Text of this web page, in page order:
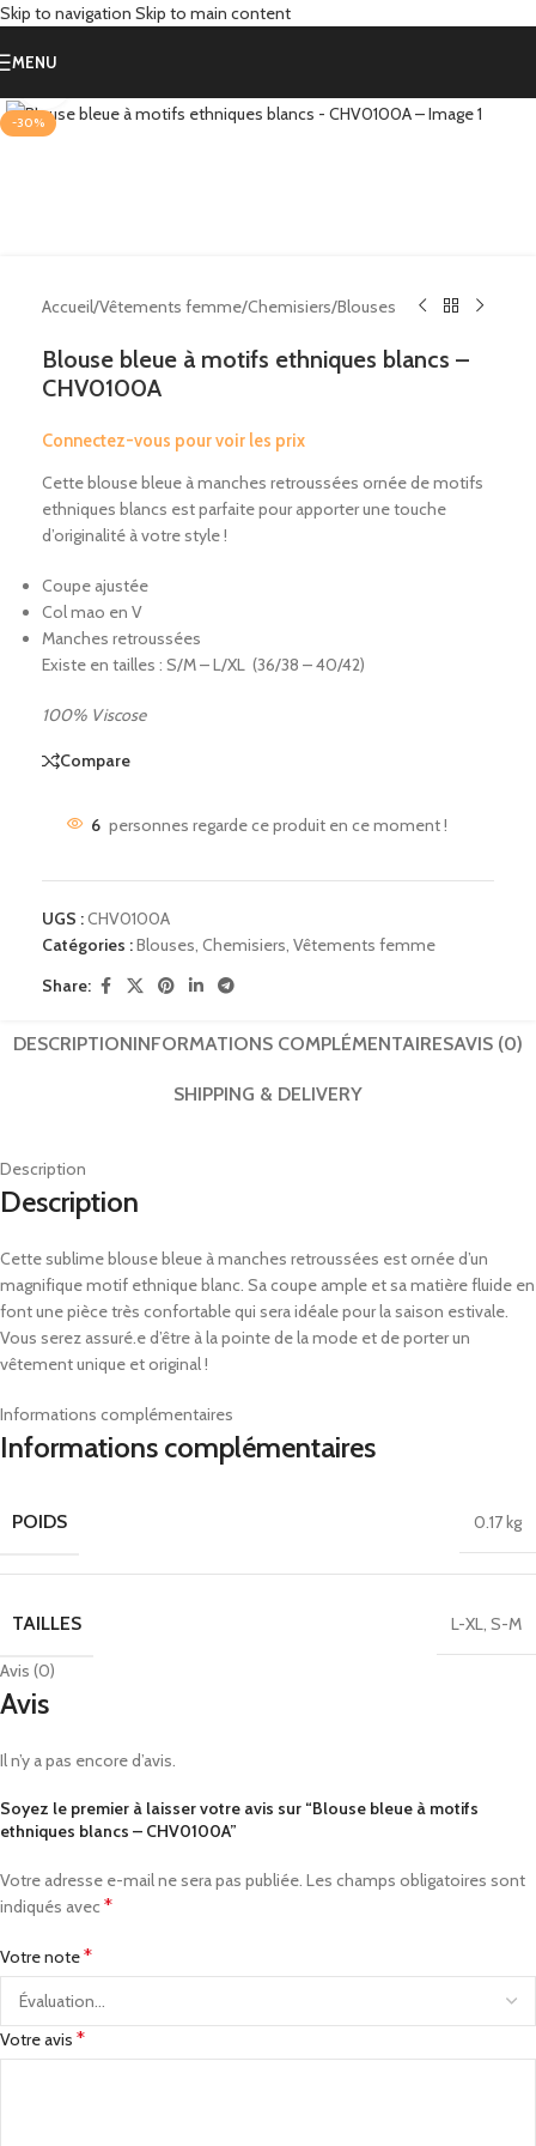
Skip to navigation Skip to main content
MENU
-30%
Accueil/Vêtements femme/Chemisiers/Blouses
Blouse bleue à motifs ethniques blancs –
CHV0100A
Connectez-vous pour voir les prix
Cette blouse bleue à manches retroussées ornée de motifs
ethniques blancs est parfaite pour apporter une touche
d’originalité à votre style !
Coupe ajustée
Col mao en V
Manches retroussées
Existe en tailles : S/M – L/XL (36/38 – 40/42)
100% Viscose
Compare
6 personnes regarde ce produit en ce moment !
UGS :CHV0100A
Catégories :Blouses Chemisiers Vêtements femme
Share:
DESCRIPTIONINFORMATIONS COMPLÉMENTAIRESAVIS (0)
SHIPPING & DELIVERY
Description
Description
Cette sublime blouse bleue à manches retroussées est ornée d’un
magnifique motif ethnique blanc. Sa coupe ample et sa matière fluide en
font une pièce très confortable qui sera idéale pour la saison estivale.
Vous serez assuré.e d’être à la pointe de la mode et de porter un
vêtement unique et original !
Informations complémentaires
Informations complémentaires
POIDS 0.17 kg
TAILLES L-XL S-M
Avis (0)
Avis
Il n’y a pas encore d’avis.
Soyez le premier à laisser votre avis sur “Blouse bleue à motifs
ethniques blancs – CHV0100A”
Votre adresse e-mail ne sera pas publiée. Les champs obligatoires sont
indiqués avec *
Votre note*
Votre avis *